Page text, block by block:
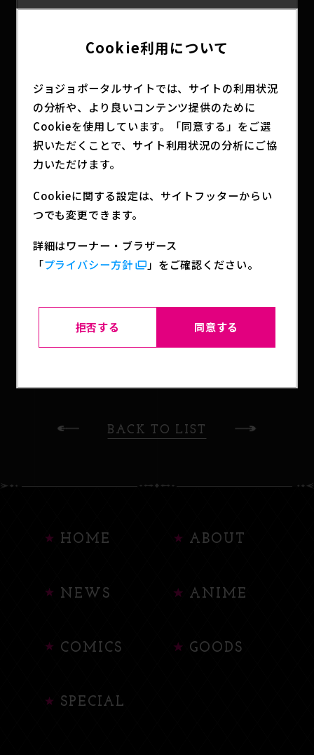
JOJO WORLD Quizzes会場、全国
ンバンダイオフィシャルショップ
分類 アニメグッズ
「ジョジョコレ RE-Collect」シリーズの第2弾！
イダース』から4種をラインナップ！
※「花京院典明」「モハメド・アヴドゥル」「イギ
な冒険 カプセルフィギュアコレクション04』と同じ
商品です。
BACK TO LIST
HOME ABOUT
NEWS ANIME
COMICS GOODS
SPECIAL
Cookie利用について
ジョジョポータルサイトでは、サイトの利用状況
の分析や、より良いコンテンツ提供のために
Cookieを使用しています。「同意する」をご選
択いただくことで、サイト利用状況の分析にご協
力いただけます。
Cookieに関する設定は、サイトフッターからい
つでも変更できます。
詳細はワーナー・ブラザース
「プライバシー方針 」をご確認ください。
拒否する 同意する